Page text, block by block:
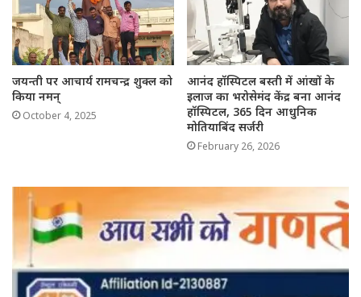
जयन्ती पर आचार्य रामचन्द्र शुक्ल को
किया नमन्
October 4, 2025
आनंद हॉस्पिटल बस्ती में आंखों के
इलाज का भरोसेमंद केंद्र बना आनंद
हॉस्पिटल, 365 दिन आधुनिक
मोतियाबिंद सर्जरी
February 26, 2026